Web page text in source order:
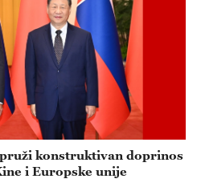
konstruktivan doprinos
i Europske unije